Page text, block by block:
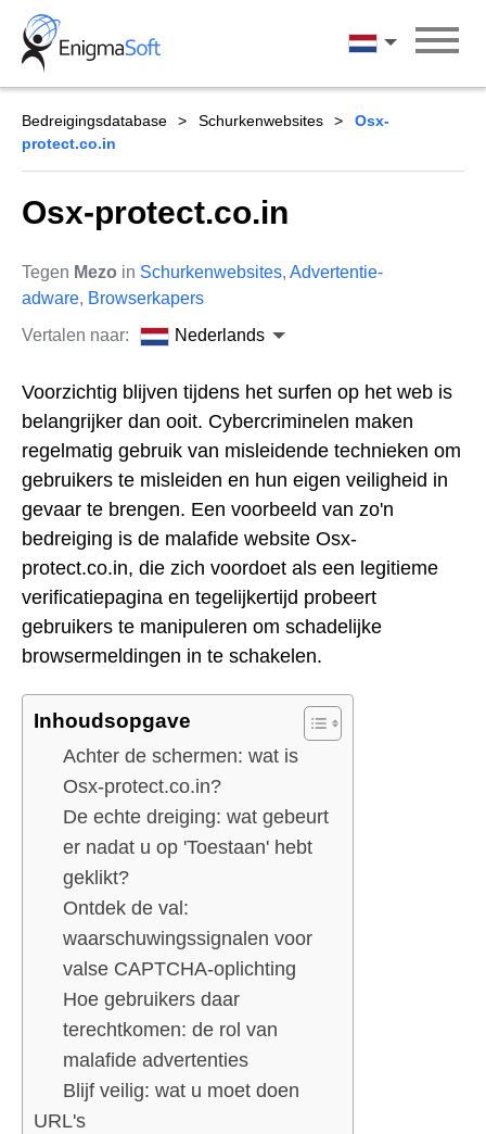
Skip
content
Nederlands
Bedreigingsdatabase Schurkenwebsites
Osx-
protect.co.in
Osx-protect.co.in
Tegen Mezo in Schurkenwebsites, Advertentie-
adware, Browserkapers
Vertalen naar:
Nederlands
Voorzichtig blijven tijdens het surfen op het web is
belangrijker dan ooit. Cybercriminelen maken
regelmatig gebruik van misleidende technieken om
gebruikers te misleiden en hun eigen veiligheid in
gevaar te brengen. Een voorbeeld van zo'n
bedreiging is de malafide website Osx-
protect.co.in, die zich voordoet als een legitieme
verificatiepagina en tegelijkertijd probeert
gebruikers te manipuleren om schadelijke
browsermeldingen in te schakelen.
Inhoudsopgave
Achter de schermen: wat is
Osx-protect.co.in?
De echte dreiging: wat gebeurt
er nadat u op 'Toestaan' hebt
geklikt?
Ontdek de val:
waarschuwingssignalen voor
valse CAPTCHA-oplichting
Hoe gebruikers daar
terechtkomen: de rol van
malafide advertenties
Blijf veilig: wat u moet doen
URL's